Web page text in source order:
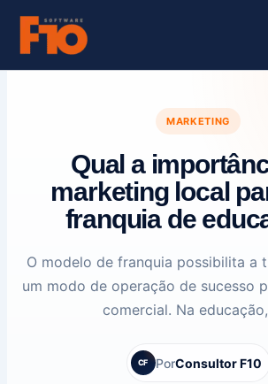
conteúdo
MARKETING
Qual a
marketing local
franquia de
O modelo de franquia possibilita a
um modo de operação de sucesso
comercial. Na
CF PorConsultor F10